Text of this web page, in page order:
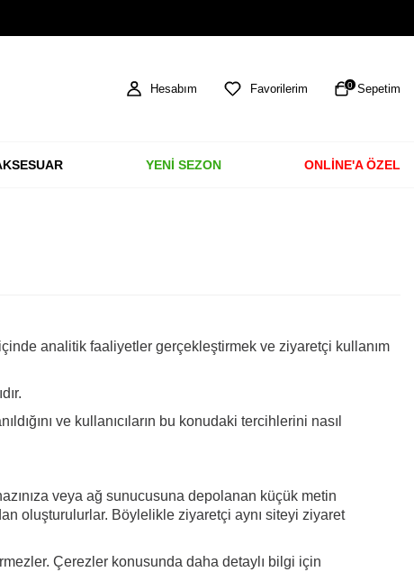
Hesabım Favorilerim 0 Sepetim
YENİ SEZON ONLİNE'A ÖZEL
analitik faaliyetler gerçekleştirmek ve ziyaretçi kullanım
ve kullanıcıların bu konudaki tercihlerini nasıl
veya ağ sunucusuna depolanan küçük metin
oluşturulurlar. Böylelikle ziyaretçi aynı siteyi ziyaret
Çerezler konusunda daha detaylı bilgi için